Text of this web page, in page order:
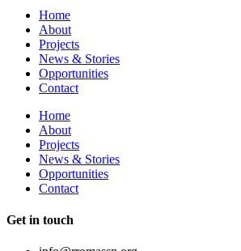
Home
About
Projects
News & Stories
Opportunities
Contact
Home
About
Projects
News & Stories
Opportunities
Contact
Get in touch